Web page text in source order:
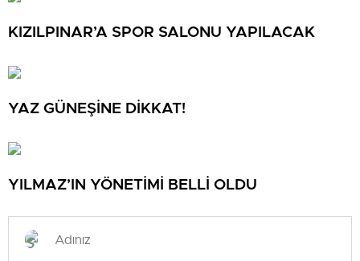
KIZILPINAR’A SPOR SALONU YAPILACAK
YAZ GÜNEŞİNE DİKKAT!
YILMAZ’IN YÖNETİMİ BELLİ OLDU